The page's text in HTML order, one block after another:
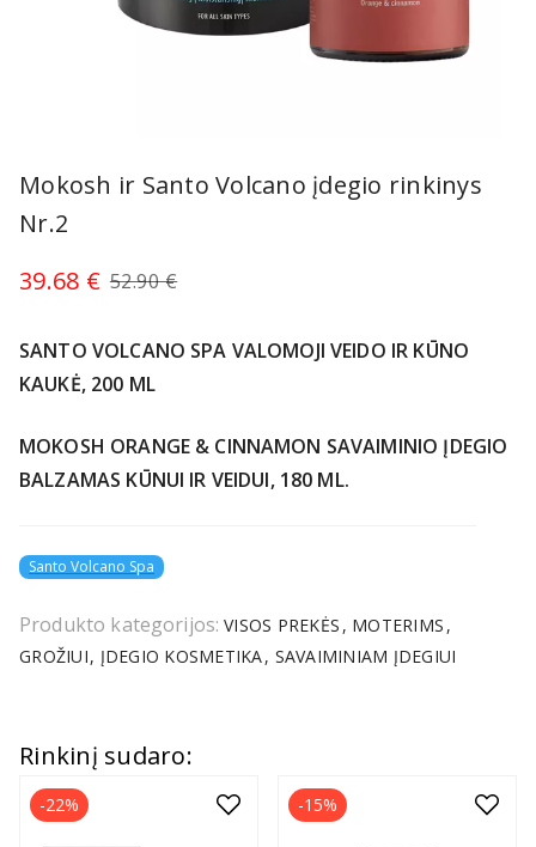
Mokosh ir Santo Volcano įdegio rinkinys
Nr.2
39.68 € 52.90 €
SANTO VOLCANO SPA VALOMOJI VEIDO IR KŪNO
KAUKĖ, 200 ML
MOKOSH ORANGE & CINNAMON SAVAIMINIO ĮDEGIO
BALZAMAS KŪNUI IR VEIDUI, 180 ML.
Santo Volcano Spa
Produkto kategorijos: VISOS PREKĖS MOTERIMS
GROŽIUI ĮDEGIO KOSMETIKA SAVAIMINIAM ĮDEGIUI
Rinkinį sudaro:
-22% -15%